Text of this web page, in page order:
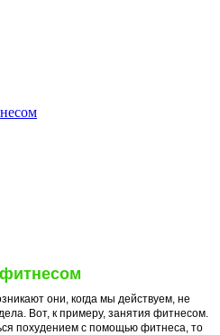
они, когда мы действуем, не
Вот, к примеру, занятия фитнесом.
похудением с помощью фитнеса, то